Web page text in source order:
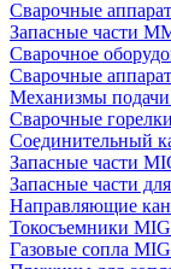
Сварочные
Запасные части
Сварочное
Сварочные
Механизмы
Сварочные
Соединительный
Запасные части
Запасные части
Направляющие
Токосъемники
Газовые сопла